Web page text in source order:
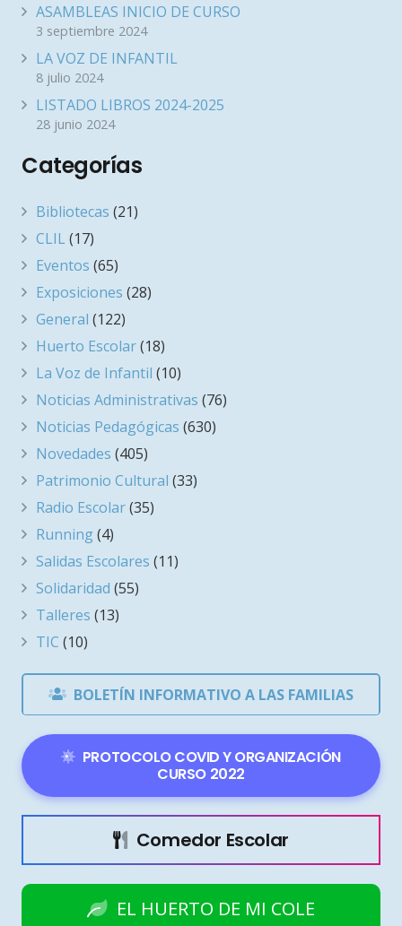
ASAMBLEAS INICIO DE CURSO
3 septiembre 2024
LA VOZ DE INFANTIL
8 julio 2024
LISTADO LIBROS 2024-2025
28 junio 2024
Categorías
Bibliotecas (21)
CLIL (17)
Eventos (65)
Exposiciones (28)
General (122)
Huerto Escolar(18)
La Voz de Infantil (10)
Noticias Administrativas (76)
Noticias Pedagógicas (630)
Novedades (405)
Patrimonio Cultural (33)
Radio Escolar(35)
Running(4)
Salidas Escolares (11)
Solidaridad (55)
Talleres (13)
TIC (10)
BOLETÍN INFORMATIVO A LAS FAMILIAS
PROTOCOLO COVID Y ORGANIZACIÓN
CURSO 2022
Comedor Escolar
EL HUERTO DE MI COLE